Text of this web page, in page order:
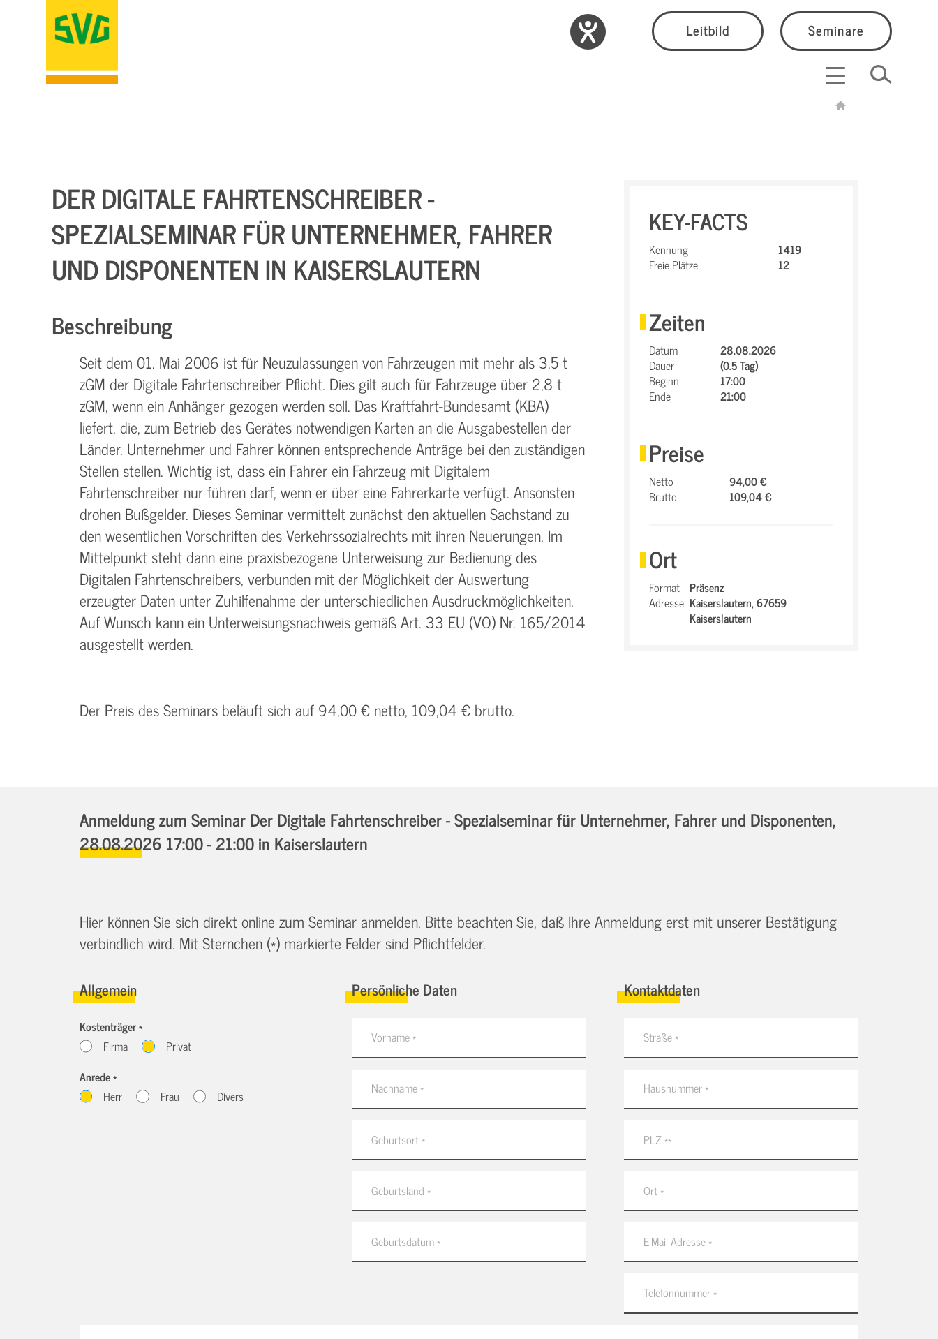
Leitbild Seminare
DER DIGITALE FAHRTENSCHREIBER -
SPEZIALSEMINAR FÜR UNTERNEHMER, FAHRER
UND DISPONENTEN IN KAISERSLAUTERN
Beschreibung
Seit dem 01. Mai 2006 ist für Neuzulassungen von Fahrzeugen mit mehr als 3,5 t
zGM der Digitale Fahrtenschreiber Pflicht. Dies gilt auch für Fahrzeuge über 2,8 t
zGM, wenn ein Anhänger gezogen werden soll. Das Kraftfahrt-Bundesamt (KBA)
liefert, die, zum Betrieb des Gerätes notwendigen Karten an die Ausgabestellen der
Länder. Unternehmer und Fahrer können entsprechende Anträge bei den zuständigen
Stellen stellen. Wichtig ist, dass ein Fahrer ein Fahrzeug mit Digitalem
Fahrtenschreiber nur führen darf, wenn er über eine Fahrerkarte verfügt. Ansonsten
drohen Bußgelder. Dieses Seminar vermittelt zunächst den aktuellen Sachstand zu
den wesentlichen Vorschriften des Verkehrssozialrechts mit ihren Neuerungen. Im
Mittelpunkt steht dann eine praxisbezogene Unterweisung zur Bedienung des
Digitalen Fahrtenschreibers, verbunden mit der Möglichkeit der Auswertung
erzeugter Daten unter Zuhilfenahme der unterschiedlichen Ausdruckmöglichkeiten.
Auf Wunsch kann ein Unterweisungsnachweis gemäß Art. 33 EU (VO) Nr. 165/2014
ausgestellt werden.
Der Preis des Seminars beläuft sich auf 94,00 € netto, 109,04 € brutto.
KEY-FACTS
Kennung
1419
Freie Plätze
12
Zeiten
Datum
28.08.2026
Dauer
(0.5 Tag)
Beginn
17:00
Ende
21:00
Preise
Netto
94,00 €
Brutto
109,04 €
Ort
Format Präsenz
Adresse Kaiserslautern,67659
Kaiserslautern
Anmeldung zum Seminar Der Digitale Fahrtenschreiber - Spezialseminar für Unternehmer, Fahrer und Disponenten,
28.08.2026 17:00 - 21:00in Kaiserslautern
Hier können Sie sich direkt online zum Seminar anmelden. Bitte beachten Sie, daß Ihre Anmeldung erst mit unserer Bestätigung
verbindlich wird. Mit Sternchen (*) markierte Felder sind Pflichtfelder.
Allgemein
Kostenträger *
Firma
Privat
Anrede *
Herr
Frau Divers
Persönliche Daten Kontaktdaten